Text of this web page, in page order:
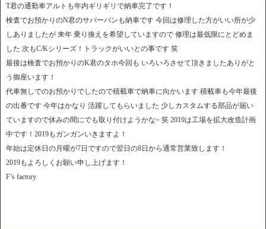
T君の通勤車アルトも年内ギリギリで納車完了です！
検査でお預かりのN君のサバーバンも納車です 今回は修理した方がいい所が少
しありましたが 来年 乗り換えを希望していますので 修理は最低限にとどめま
した 次もC/Kシリーズ！トラックがいいとの事です 笑
最後は検査でお預かりのK君のタホ今回も いろいろさせて頂きましたありがと
う御座います！
代車無しでのお預かりでしたので積載車で納車に向かいます 積載車も今年最後
の出番です 今年はかなり 活躍してもらいました 少しカスタムする部品が届い
ていますので休みの間にでも取り付けようかな~ 笑 2019は工場を拡大改造計画
中です！2019もガンガンいきますよ！
年始は定休日の月曜が7日ですので翌日の8日から通常営業致します！
2019もよろしくお願い申し上げます！
F’s factory